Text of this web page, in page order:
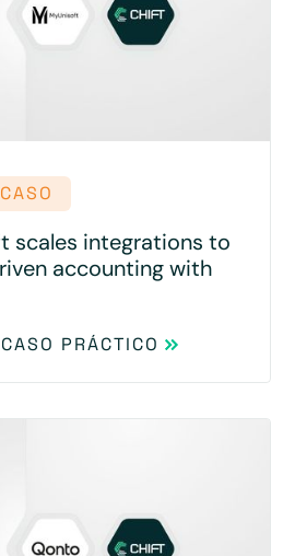
scales integrations to
accounting with
PRÁCTICO